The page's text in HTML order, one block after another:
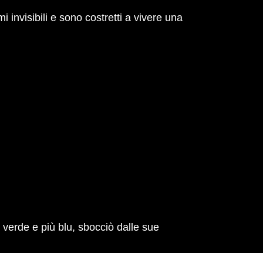
invisibili e sono costretti a vivere una
e più blu, sbocciò dalle sue